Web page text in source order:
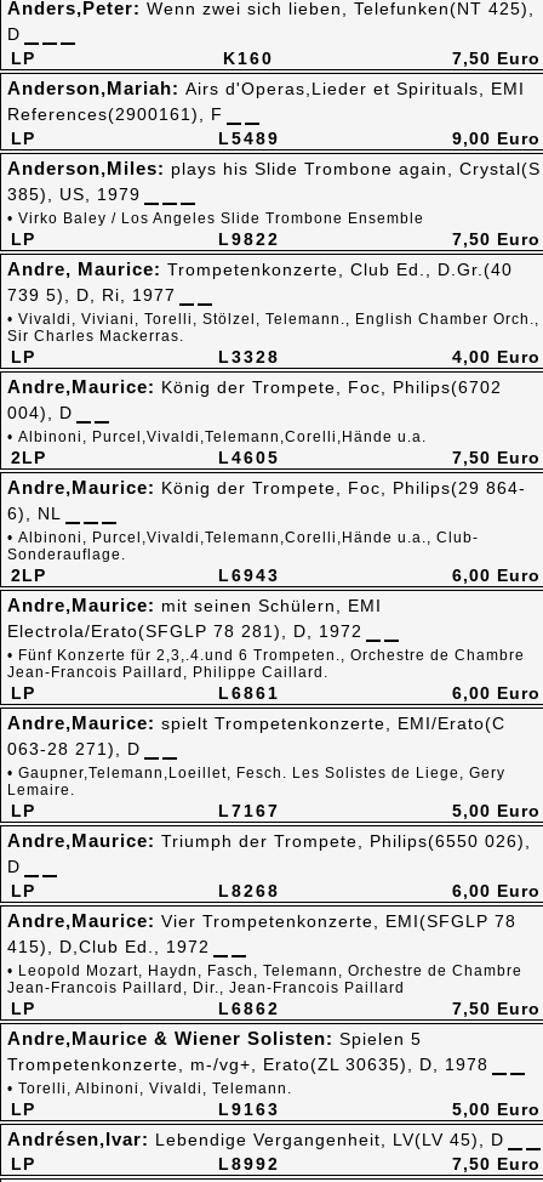
K160
LP
Anders,Peter: Wenn zwei sich lieben, Telefunken(NT 425),
D
7,50 Euro
L5489
LP
Anderson,Mariah: Airs d'Operas,Lieder et Spirituals, EMI
References(2900161), F
9,00 Euro
L9822
LP
Anderson,Miles: plays his Slide Trombone again, Crystal(S
385), US, 1979
• Virko Baley / Los Angeles Slide Trombone Ensemble
7,50 Euro
L3328
LP
Andre, Maurice: Trompetenkonzerte, Club Ed., D.Gr.(40
739 5), D, Ri, 1977
• Vivaldi, Viviani, Torelli, Stölzel, Telemann., English Chamber Orch.,
Sir Charles Mackerras.
4,00 Euro
L4605
2LP
Andre,Maurice: König der Trompete, Foc, Philips(6702
004), D
• Albinoni, Purcel,Vivaldi,Telemann,Corelli,Hände u.a.
7,50 Euro
L6943
2LP
Andre,Maurice: König der Trompete, Foc, Philips(29 864-
6), NL
• Albinoni, Purcel,Vivaldi,Telemann,Corelli,Hände u.a., Club-
Sonderauflage.
6,00 Euro
L6861
LP
Andre,Maurice: mit seinen Schülern, EMI
Electrola/Erato(SFGLP 78 281), D, 1972
• Fünf Konzerte für 2,3,.4.und 6 Trompeten., Orchestre de Chambre
Jean-Francois Paillard, Philippe Caillard.
6,00 Euro
L7167
LP
Andre,Maurice: spielt Trompetenkonzerte, EMI/Erato(C
063-28 271), D
• Gaupner,Telemann,Loeillet, Fesch. Les Solistes de Liege, Gery
Lemaire.
5,00 Euro
L8268
LP
Andre,Maurice: Triumph der Trompete, Philips(6550 026),
D
6,00 Euro
L6862
LP
Andre,Maurice: Vier Trompetenkonzerte, EMI(SFGLP 78
415), D,Club Ed., 1972
• Leopold Mozart, Haydn, Fasch, Telemann, Orchestre de Chambre
Jean-Francois Paillard, Dir., Jean-Francois Paillard
7,50 Euro
L9163
LP
Andre,Maurice & Wiener Solisten: Spielen 5
Trompetenkonzerte, m-/vg+, Erato(ZL 30635), D, 1978
• Torelli, Albinoni, Vivaldi, Telemann.
5,00 Euro
L8992
LP
Andrésen,Ivar: Lebendige Vergangenheit, LV(LV 45), D
7,50 Euro